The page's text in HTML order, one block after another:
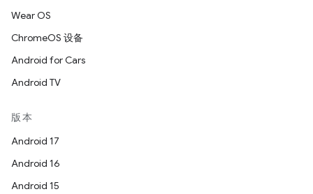
Wear OS
ChromeOS 设备
Android for Cars
Android TV
版本
Android 17
Android 16
Android 15